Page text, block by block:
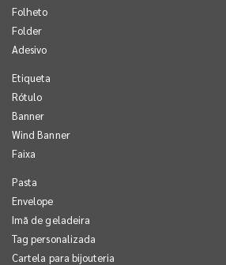
Folheto
Folder
Adesivo
Etiqueta
Rótulo
Banner
Wind Banner
Faixa
Pasta
Envelope
Imã de geladeira
Tag personalizada
Cartela para bijouteria